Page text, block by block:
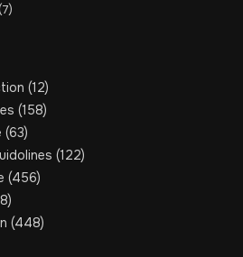
(7)
(12)
(158)
(63)
(122)
(456)
(448)